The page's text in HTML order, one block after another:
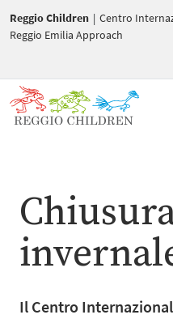
Reggio Children | Centro
Reggio Emilia Approach
Il Centro